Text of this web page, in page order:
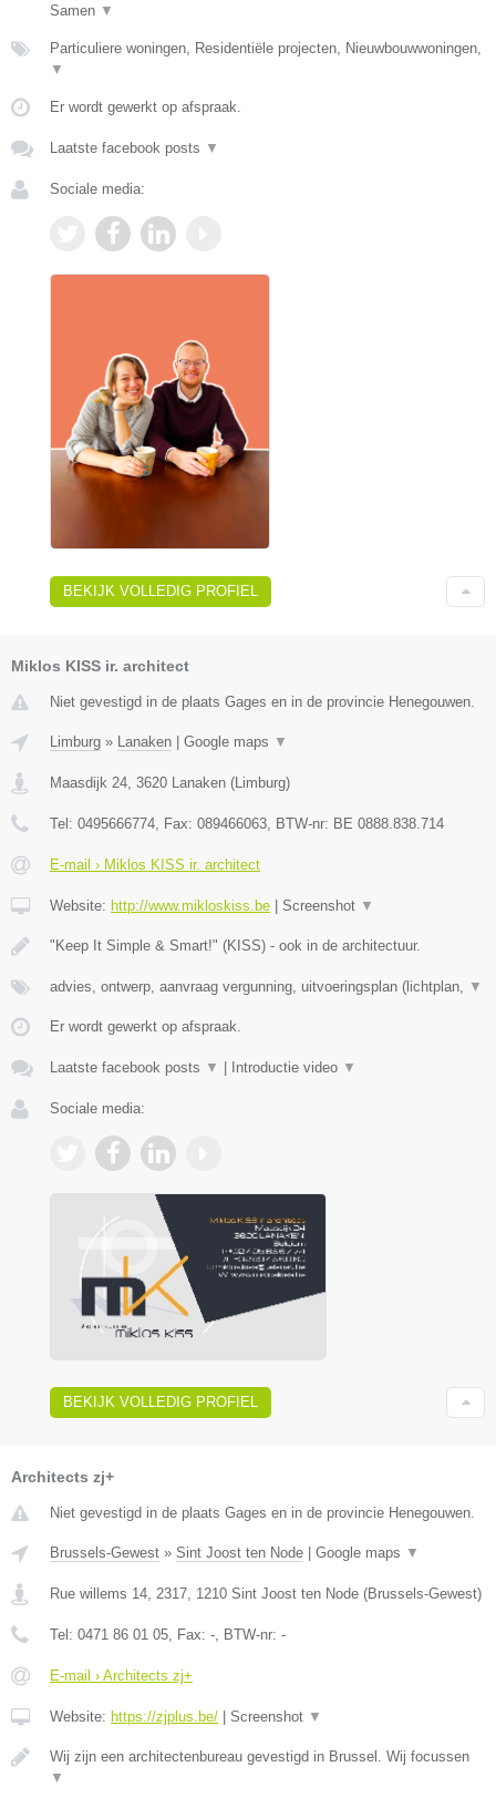
Samen ▼
Particuliere woningen, Residentiële projecten, Nieuwbouwwoningen,
▼
Er wordt gewerkt op afspraak.
Laatste facebook posts ▼
Sociale media:
BEKIJK VOLLEDIG PROFIEL
Miklos KISS ir. architect
Niet gevestigd in de plaats Gages en in de provincie Henegouwen.
Limburg » Lanaken Google maps ▼
Maasdijk 24, 3620 Lanaken (Limburg)
Tel: 0495666774, Fax: 089466063, BTW-nr: BE 0888.838.714
E-mail › Miklos KISS ir. architect
Website: http://www.mikloskiss.be Screenshot ▼
"Keep It Simple & Smart!" (KISS) - ook in de architectuur.
advies, ontwerp, aanvraag vergunning, uitvoeringsplan (lichtplan, ▼
Er wordt gewerkt op afspraak.
Laatste facebook posts ▼ Introductie video ▼
Sociale media:
BEKIJK VOLLEDIG PROFIEL
Architects zj+
Niet gevestigd in de plaats Gages en in de provincie Henegouwen.
Brussels-Gewest » Sint Joost ten Node Google maps ▼
Rue willems 14, 2317, 1210 Sint Joost ten Node (Brussels-Gewest)
Tel: 0471 86 01 05, Fax: -, BTW-nr: -
E-mail › Architects zj+
Website: https://zjplus.be/ Screenshot ▼
Wij zijn een architectenbureau gevestigd in Brussel. Wij focussen
▼